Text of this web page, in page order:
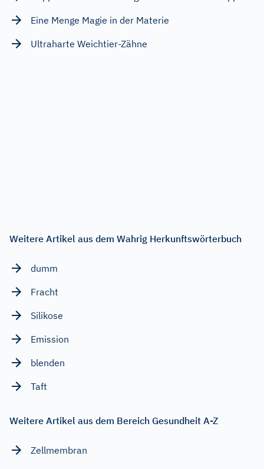
Eine Menge Magie in der Materie
Ultraharte Weichtier-Zähne
Weitere Artikel aus dem Wahrig Herkunftswörterbuch
dumm
Fracht
Silikose
Emission
blenden
Taft
Weitere Artikel aus dem Bereich Gesundheit A-Z
Zellmembran